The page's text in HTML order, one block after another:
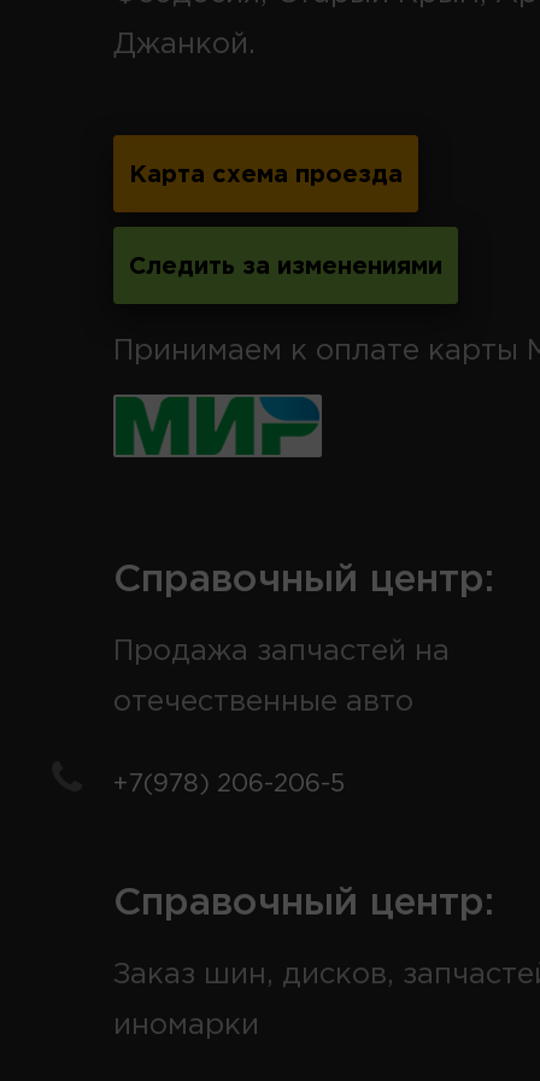
Джанкой.
Карта схема проезда
Следить за изменениями
Принимаем к оплате карты
Справочный центр:
Продажа запчастей на
отечественные авто
+7(978) 206-206-5
Справочный центр:
Заказ шин, дисков,
иномарки